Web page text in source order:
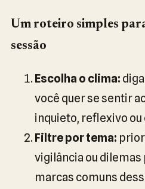
Um roteiro simples
sessão
Escolha o clima:
você quer se sentir
inquieto, reflexivo
Filtre por tema:
vigilância ou dilemas
marcas comuns